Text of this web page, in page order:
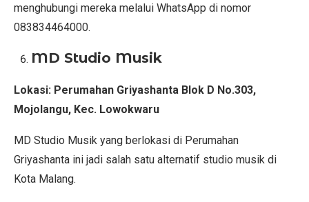
menghubungi mereka melalui WhatsApp di nomor
083834464000.
MD Studio Musik
Lokasi: Perumahan Griyashanta Blok D No.303,
Mojolangu, Kec. Lowokwaru
MD Studio Musik yang berlokasi di Perumahan
Griyashanta ini jadi salah satu alternatif studio musik di
Kota Malang.